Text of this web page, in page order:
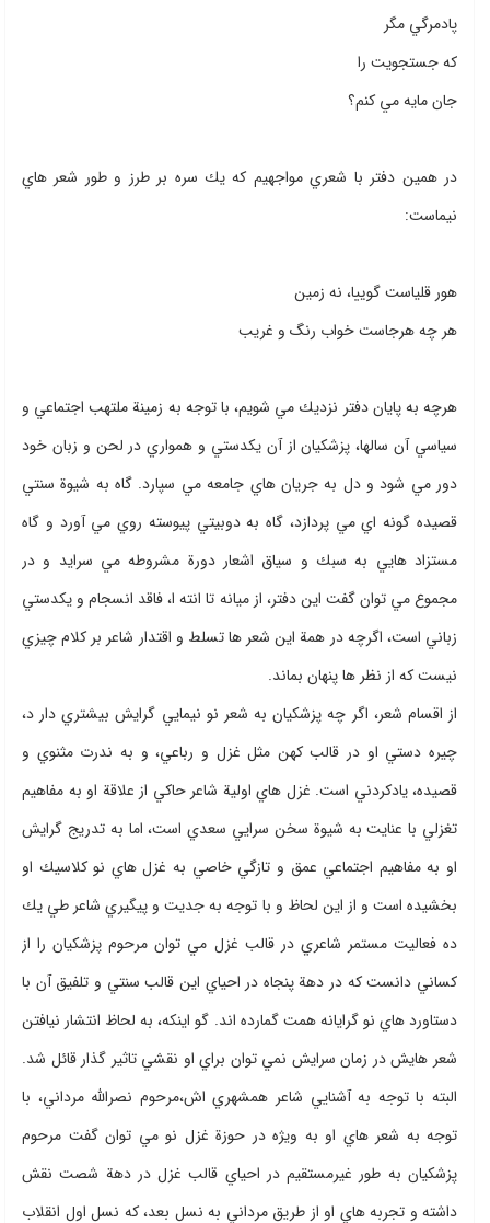
پادمرگي مگر
كه جستجويت را
جان مايه مي كنم؟
در همين دفتر با شعري مواجهيم كه يك سره بر طرز و طور شعر هاي
نيماست:
هور قلياست گوييا، نه زمين
هر چه هرجاست خواب رنگ و غريب
هرچه به پايان دفتر نزديك مي شويم، با توجه به زمينة ملتهب اجتماعي و
سياسي آن سالها، پزشكيان از آن يكدستي و همواري در لحن و زبان خود
دور مي شود و دل به جريان هاي جامعه مي سپارد. گاه به شيوة سنتي
قصيده گونه اي مي پردازد، گاه به دوبيتي پيوسته روي مي آورد و گاه
مستزاد هايي به سبك و سياق اشعار دورة مشروطه مي سرايد و در
مجموع مي توان گفت اين دفتر، از ميانه تا انته ا،‌ فاقد انسجام و يكدستي
زباني است، اگرچه در همة اين شعر ها تسلط و اقتدار شاعر بر كلام چيزي
نيست كه از نظر ها پنهان بماند.
از اقسام شعر، اگر چه پزشكيان به شعر نو نيمايي گرايش بيشتري دار د،
‌چيره دستي او در قالب كهن مثل غزل و رباعي،‌ و به ندرت مثنوي و
قصيده، يادكردني است. غزل هاي اولية شاعر حاكي از علاقة او به مفاهيم
تغزلي با عنايت به شيوة سخن سرايي سعدي است، اما به تدريج گرايش
او به مفاهيم اجتماعي عمق و تازگي خاصي به غزل هاي نو كلاسيك او
بخشيده است و از اين لحاظ و با توجه به جديت و پيگيري شاعر طي يك
ده فعاليت مستمر شاعري در قالب غزل مي توان مرحوم پزشكيان را از
كساني دانست كه در دهة پنجاه در احياي اين قالب سنتي و تلفيق آن با
دستاورد هاي نو گرايانه همت گمارده اند. گو اينكه،‌ به لحاظ انتشار نيافتن
شعر هايش در زمان سرايش نمي توان براي او نقشي تاثير گذار قائل شد.
البته با توجه به آشنايي شاعر همشهري اش،‌مرحوم نصرالله مرداني، با
توجه به شعر هاي او به ويژه در حوزة غزل نو مي توان گفت مرحوم
پزشكيان به طور غيرمستقيم در احياي قالب غزل در دهة شصت نقش
داشته و تجربه هاي او از طريق مرداني به نسل بعد، كه نسل اول انقلاب